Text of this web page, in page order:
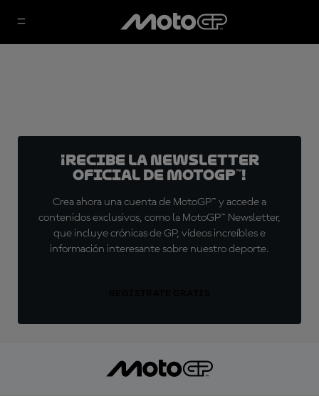
¡Recibe la Newsletter
oficial de MotoGP™!
Crea ahora una cuenta de MotoGP™ y accede a
contenidos exclusivos, como la MotoGP™ Newsletter,
que incluye crónicas de GP, vídeos increíbles e
información interesante sobre nuestro deporte.